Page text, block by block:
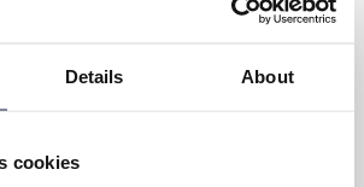
Details About
cookies
mobilier